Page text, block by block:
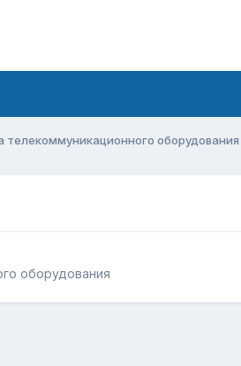
телекоммуникационного оборудования
оборудования